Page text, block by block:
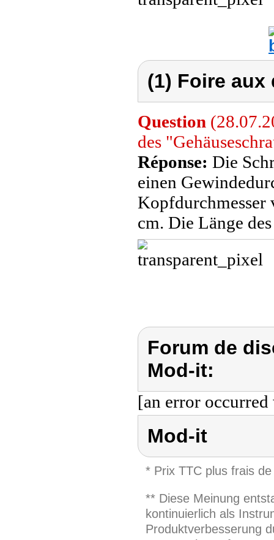
(1) Foire
Question
des
Réponse: Die
einen
Kopfdurchmesser
cm. Die Länge
Forum de
Mod-it:
[an error
Mod-it
* Prix TTC plus frais
** Diese Meinung
kontinuierlich als
Produktverbesserung